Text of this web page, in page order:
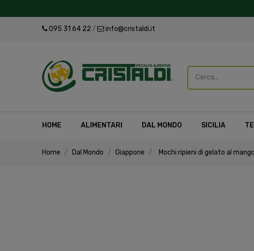
095 31 64 22 / info@cristaldi.it
HOME ALIMENTARI DAL MONDO SICILIA
Home Dal Mondo Giappone Mochi ripieni di gelato al